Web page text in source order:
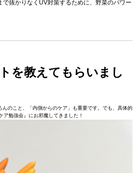
抜かりなくUV対策するために、野菜のパワー
を教えてもらいまし
のこと、「内側からのケア」も重要です。でも、具体的
勉強会』にお邪魔してきました！